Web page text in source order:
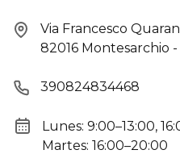
Via Francesco
82016 Montesarchio
390824834468
Lunes: 9:00–13:00,
Martes: 16:00–20:00